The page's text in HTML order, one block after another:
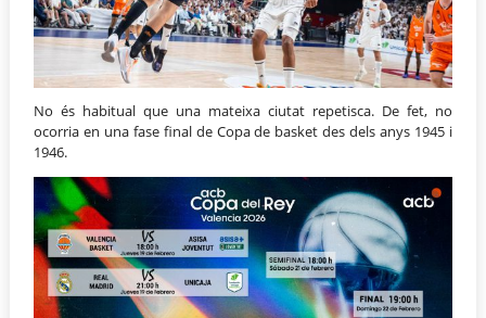
No és habitual que una mateixa ciutat repetisca. De fet, no
ocorria en una fase final de Copa de basket des dels anys 1945 i
1946.